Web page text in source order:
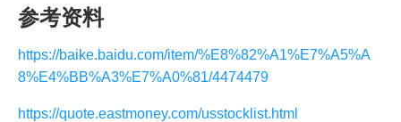
参考资料
https://baike.baidu.com/item/%E8%82%A1%E7%A5%A
8%E4%BB%A3%E7%A0%81/4474479
https://quote.eastmoney.com/usstocklist.html